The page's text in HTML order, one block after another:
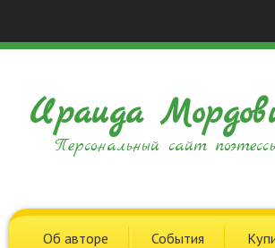
Ираида
Персональный сайт
Об авторе События